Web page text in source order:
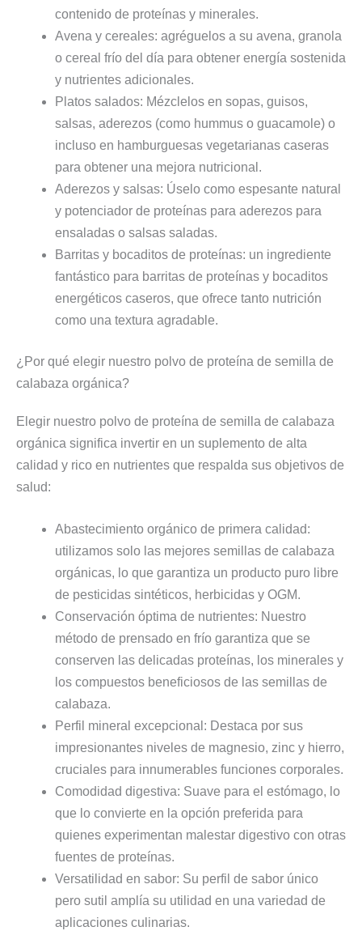
contenido de proteínas y minerales.
Avena y cereales: agréguelos a su avena, granola
o cereal frío del día para obtener energía sostenida
y nutrientes adicionales.
Platos salados: Mézclelos en sopas, guisos,
salsas, aderezos (como hummus o guacamole) o
incluso en hamburguesas vegetarianas caseras
para obtener una mejora nutricional.
Aderezos y salsas: Úselo como espesante natural
y potenciador de proteínas para aderezos para
ensaladas o salsas saladas.
Barritas y bocaditos de proteínas: un ingrediente
fantástico para barritas de proteínas y bocaditos
energéticos caseros, que ofrece tanto nutrición
como una textura agradable.
¿Por qué elegir nuestro polvo de proteína de semilla de
calabaza orgánica?
Elegir nuestro polvo de proteína de semilla de calabaza
orgánica significa invertir en un suplemento de alta
calidad y rico en nutrientes que respalda sus objetivos de
salud:
Abastecimiento orgánico de primera calidad:
utilizamos solo las mejores semillas de calabaza
orgánicas, lo que garantiza un producto puro libre
de pesticidas sintéticos, herbicidas y OGM.
Conservación óptima de nutrientes: Nuestro
método de prensado en frío garantiza que se
conserven las delicadas proteínas, los minerales y
los compuestos beneficiosos de las semillas de
calabaza.
Perfil mineral excepcional: Destaca por sus
impresionantes niveles de magnesio, zinc y hierro,
cruciales para innumerables funciones corporales.
Comodidad digestiva: Suave para el estómago, lo
que lo convierte en la opción preferida para
quienes experimentan malestar digestivo con otras
fuentes de proteínas.
Versatilidad en sabor: Su perfil de sabor único
pero sutil amplía su utilidad en una variedad de
aplicaciones culinarias.